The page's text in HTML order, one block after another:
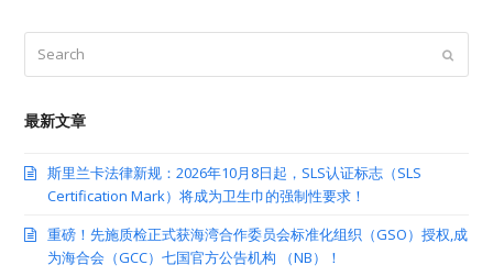
最新文章
斯里兰卡法律新规：2026年10月8日起，SLS认证标志（SLS
Certification Mark）将成为卫生巾的强制性要求！
重磅！先施质检正式获海湾合作委员会标准化组织（GSO）授权,成
为海合会（GCC）七国官方公告机构 （NB）！